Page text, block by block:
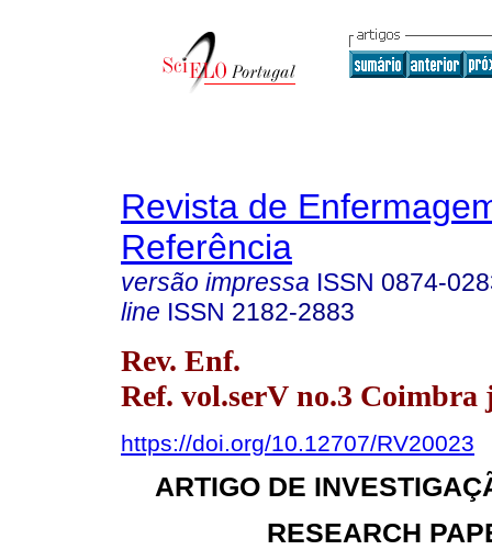
Revista de
Referência
versão impressa ISSN 0874-
line ISSN 2182-2883
Rev. Enf.
Ref. vol.serV no.3 Coimbra
https://doi.org/10.12707/RV20023
ARTIGO DE
RESEARCH